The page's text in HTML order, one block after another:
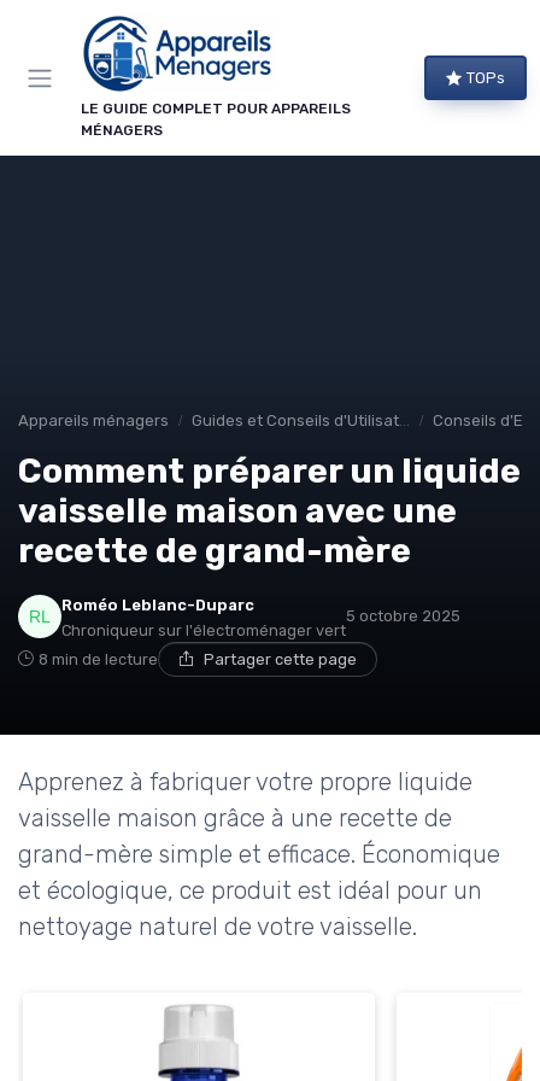
LE GUIDE COMPLET POUR APPAREILS
MÉNAGERS
TOPs
Appareils ménagers Guides et Conseils d'Utilisation Conseils
Comment préparer un liquide
vaisselle maison avec une
recette de grand-mère
Roméo Leblanc-Duparc
Chroniqueur sur l'électroménager vert
5 octobre 2025
8 min de lecture Partager cette page
Apprenez à fabriquer votre propre liquide
vaisselle maison grâce à une recette de
grand-mère simple et efficace. Économique
et écologique, ce produit est idéal pour un
nettoyage naturel de votre vaisselle.
Panneau de gestion des cookies